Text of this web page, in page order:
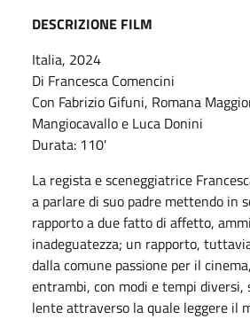
DESCRIZIONE FILM
Italia, 2024
Di Francesca Comencini
Con Fabrizio Gifuni, Romana
Mangiocavallo e Luca Donini
Durata: 110'
La regista e sceneggiatrice
a parlare di suo padre mettendo in
rapporto a due fatto di affetto,
inadeguatezza; un rapporto,
dalla comune passione per il
entrambi, con modi e tempi diversi,
lente attraverso la quale leggere il